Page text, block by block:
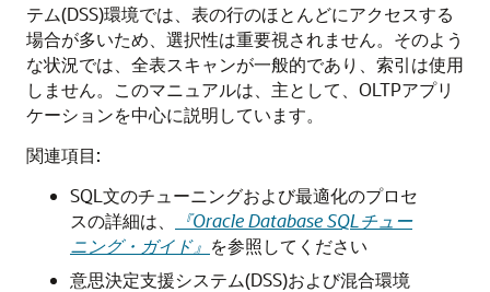
テム(DSS)環境では、表の行のほとんどにアクセスする
場合が多いため、選択性は重要視されません。そのよう
な状況では、全表スキャンが一般的であり、索引は使用
しません。このマニュアルは、主として、OLTPアプリ
ケーションを中心に説明しています。
関連項目:
SQL文のチューニングおよび最適化のプロセ
スの詳細は、
『Oracle Database SQLチュー
ニング・ガイド』 を参照してください
意思決定支援システム(DSS)および混合環境